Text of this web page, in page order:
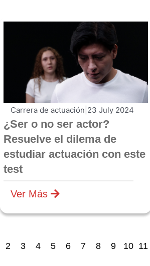
Carrera de actuación 23 July 2024
¿Ser o no ser actor?
Resuelve el dilema de
estudiar actuación con este
test
Ver Más
2 3 4 5 6 7 8 9 10 11